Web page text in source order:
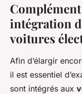
intégration
voitures
Afin d’élargir
il est essentiel
sont intégrés aux